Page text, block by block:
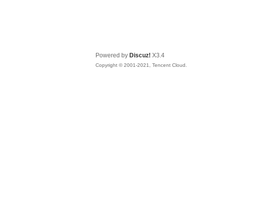
Powered by Discuz! X3.4
Copyright © 2001-2021, Tencent Cloud.